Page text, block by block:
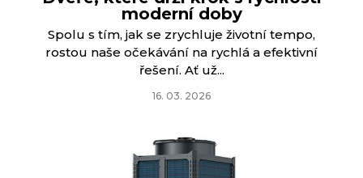
moderní doby
Spolu s tím, jak se zrychluje životní tempo,
rostou naše očekávání na rychlá a efektivní
řešení. Ať už...
16. 03. 2026